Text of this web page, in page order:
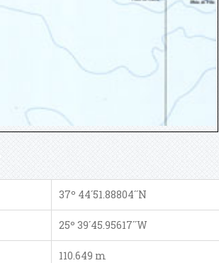
37º 44´51.88804´´N
25º 39´45.95617´´W
110.649 m